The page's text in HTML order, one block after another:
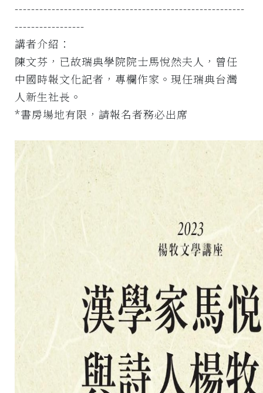
--------------------------------------------------------
-----------------
講者介紹：
陳文芬，已故瑞典學院院士馬悅然夫人，曾任
中國時報文化記者，專欄作家。現任瑞典台灣
人新生社長。
*書房場地有限，請報名者務必出席